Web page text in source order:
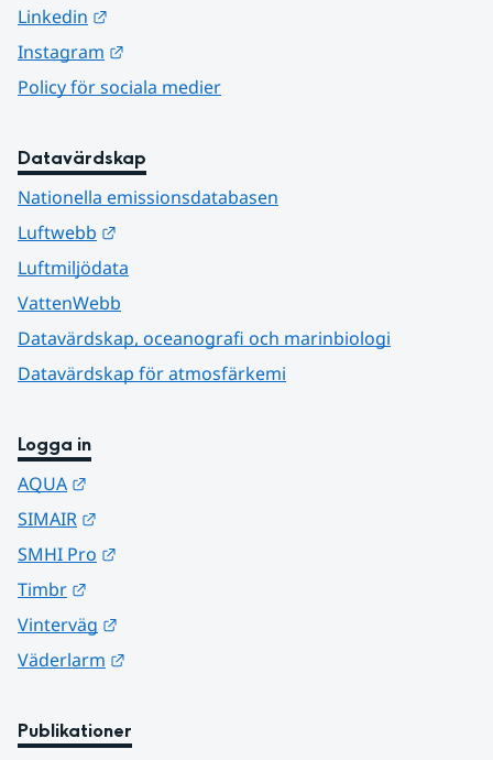
Linkedin
Instagram
Policy för sociala medier
Datavärdskap
Nationella emissionsdatabasen
Luftwebb
Luftmiljödata
VattenWebb
Datavärdskap, oceanografi och marinbiologi
Datavärdskap för atmosfärkemi
Logga in
AQUA
SIMAIR
SMHI Pro
Timbr
Vinterväg
Väderlarm
Publikationer